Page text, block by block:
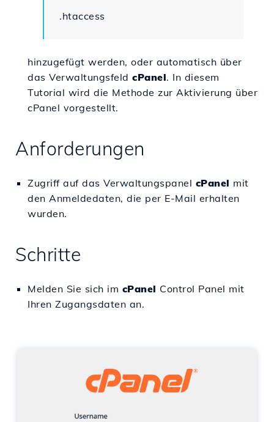
.htaccess
hinzugefügt werden, oder automatisch über
das Verwaltungsfeld cPanel. In diesem
Tutorial wird die Methode zur Aktivierung über
cPanel vorgestellt.
Anforderungen
Zugriff auf das Verwaltungspanel cPanel mit
den Anmeldedaten, die per E-Mail erhalten
wurden.
Schritte
Melden Sie sich im cPanel Control Panel mit
Ihren Zugangsdaten an.